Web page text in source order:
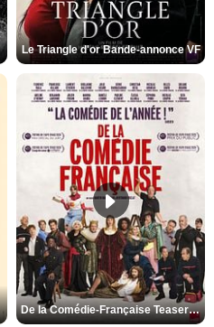
Le Triangle d'or Bande-annonce VF
De la Comédie-Française Teaser VF